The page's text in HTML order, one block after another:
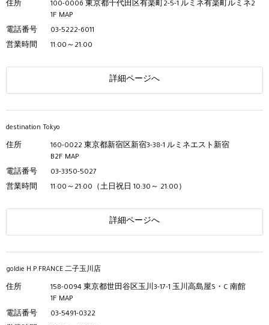
住所
100-0006 東京都千代田区有楽町2-5-1 ルミネ有楽町ルミネ2
1F MAP
電話番号
03-5222-6011
営業時間
11:00～21:00
詳細ページへ
destination Tokyo
住所
160-0022 東京都新宿区新宿3-38-1 ルミネエスト新宿
B2F MAP
電話番号
03-3350-5027
営業時間
11:00～21:00（土日祝日 10:30～ 21:00）
詳細ページへ
goldie H.P.FRANCE 二子玉川店
住所
158-0094 東京都世田谷区玉川3-17-1 玉川高島屋S・C 南館
1F MAP
電話番号
03-5491-0322